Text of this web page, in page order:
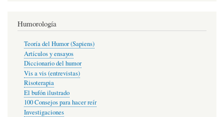
Humorología
Teoría del Humor (Sapiens)
Artículos y ensayos
Diccionario del humor
Vis a vis (entrevistas)
Risoterapia
El bufón ilustrado
100 Consejos para hacer reír
Investigaciones